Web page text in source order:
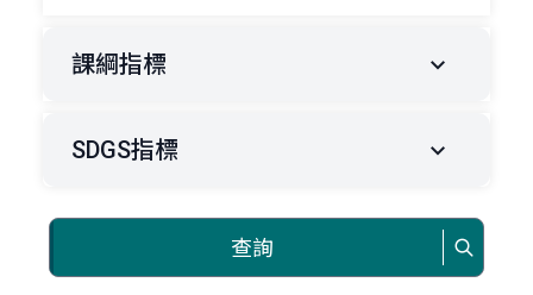
課綱指標
SDGS指標
查詢